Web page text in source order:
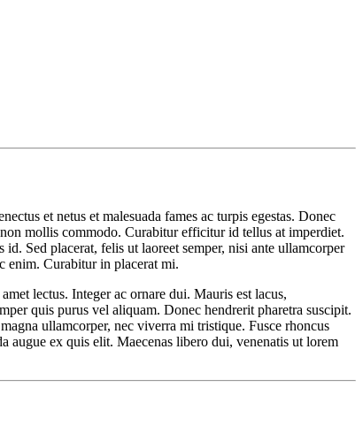
et netus et malesuada fames ac turpis egestas. Donec
mollis commodo. Curabitur efficitur id tellus at imperdiet.
Sed placerat, felis ut laoreet semper, nisi ante ullamcorper
enim. Curabitur in placerat mi.
lectus. Integer ac ornare dui. Mauris est lacus,
quis purus vel aliquam. Donec hendrerit pharetra suscipit.
ullamcorper, nec viverra mi tristique. Fusce rhoncus
ex quis elit. Maecenas libero dui, venenatis ut lorem